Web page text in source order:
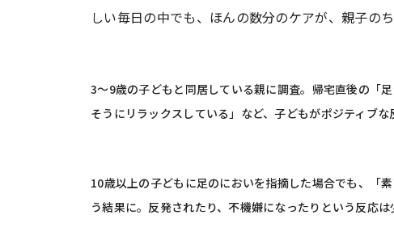
しい毎日の中でも、ほんの数分のケアが、親子の
3～9歳の子どもと同居している親に調査。帰宅直後の「
そうにリラックスしている」など、子どもがポジティブな
10歳以上の子どもに足のにおいを指摘した場合でも、「
う結果に。反発されたり、不機嫌になったりという反応は